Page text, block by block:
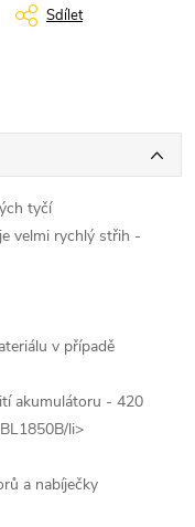
Sdílet
tyčí
velmi rychlý střih -
v případě
akumulátoru - 420
li>
a nabíječky